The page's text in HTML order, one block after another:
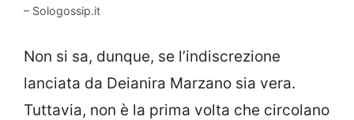
– Sologossip.it
Non si sa, dunque, se l’indiscrezione
lanciata da Deianira Marzano sia vera.
Tuttavia, non è la prima volta che circolano